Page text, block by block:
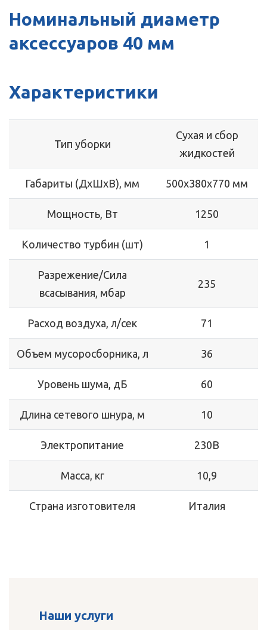
Номинальный диаметр
аксессуаров 40 мм
Характеристики
Тип уборки
Сухая и сбор
жидкостей
Габариты (ДхШхВ), мм 500x380x770 мм
Мощность, Вт 1250
Количество турбин (шт) 1
Разрежение/Сила
всасывания, мбар
235
Расход воздуха, л/сек 71
Объем мусоросборника, л 36
Уровень шума, дБ 60
Длина сетевого шнура, м 10
Электропитание 230В
Масса, кг 10,9
Страна изготовителя Италия
Наши услуги